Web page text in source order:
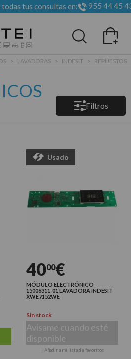
todas tus consultas en: 955 44 45
> LAVADORAS > INDESIT > REPUESTOS
Filtros
Usado
4000€
MÓDULO ELECTRÓNICO
15006311-01 LAVADORA INDESIT
XWE7152WE
Sin stock
Avísame cuando esté
disponible
+ Añadir a mi lista de favoritos